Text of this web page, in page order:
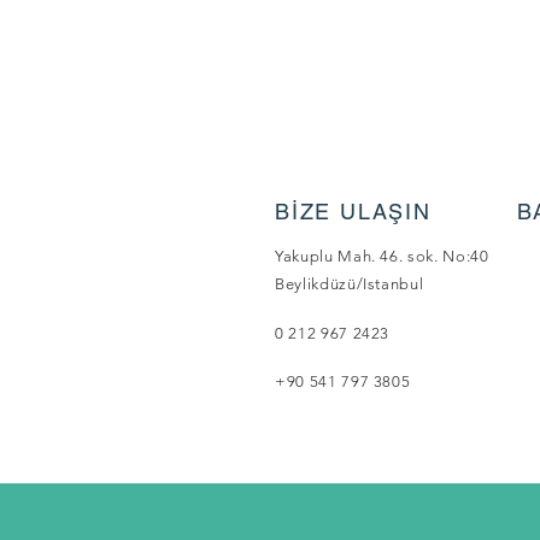
BİZE ULAŞIN
Yakuplu Mah. 46. sok. No:40
Beylikdüzü/Istanbul
0 212 967 2423
+90 541 797 3805